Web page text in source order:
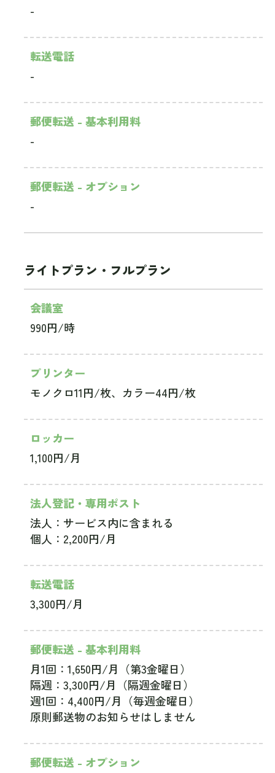
-
転送電話
-
郵便転送 - 基本利用料
-
郵便転送 - オプション
-
ライトプラン・フルプラン
会議室
990円/時
プリンター
モノクロ11円/枚、カラー44円/枚
ロッカー
1,100円/月
法人登記・専用ポスト
法人：サービス内に含まれる
個人：2,200円/月
転送電話
3,300円/月
郵便転送 - 基本利用料
月1回：1,650円/月（第3金曜日）
隔週：3,300円/月（隔週金曜日）
週1回：4,400円/月（毎週金曜日）
原則郵送物のお知らせはしません
郵便転送 - オプション